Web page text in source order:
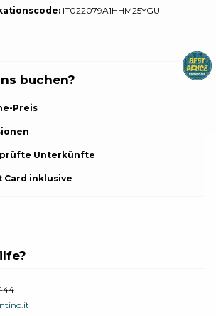
IT022079A1HHM25YGU
buchen?
Preis
Unterkünfte
Card inklusive